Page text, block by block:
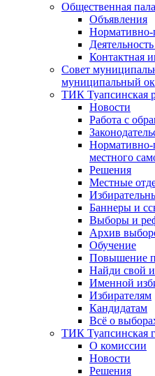
Общественная
Объявления
Нормативно-
Контактная
Совет
муниципальный
ТИК Туапсинская
Новости
Работа с
Нормативно-
местного
Решения
Местные
Баннеры и
Выборы и
Архив
Обучение
Повышение
Найди свой
Именной
Избирателям
Кандидатам
Всё о
ТИК Туапсинская
О комиссии
Новости
Решения